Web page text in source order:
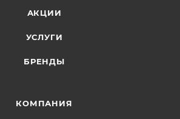
АКЦИИ
УСЛУГИ
БРЕНДЫ
КОМПАНИЯ